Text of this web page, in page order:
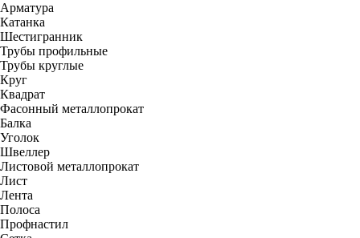
Арматура
Катанка
Шестигранник
Трубы профильные
Трубы круглые
Круг
Квадрат
Фасонный металлопрокат
Балка
Уголок
Швеллер
Листовой металлопрокат
Лист
Лента
Полоса
Профнастил